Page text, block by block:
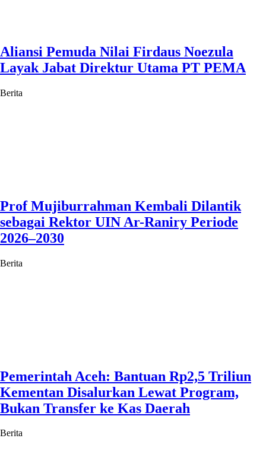
Aliansi Pemuda Nilai Firdaus Noezula
Layak Jabat Direktur Utama PT PEMA
Berita
Prof Mujiburrahman Kembali Dilantik
sebagai Rektor UIN Ar-Raniry Periode
2026–2030
Berita
Pemerintah Aceh: Bantuan Rp2,5 Triliun
Kementan Disalurkan Lewat Program,
Bukan Transfer ke Kas Daerah
Berita